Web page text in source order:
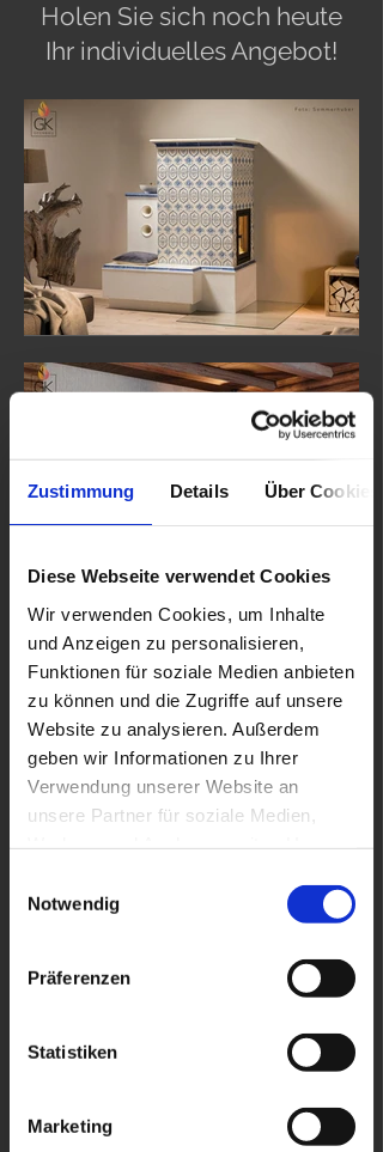
Zustimmung Details Über Cookies
Diese Webseite verwendet Cookies
Wir verwenden Cookies, um Inhalte
und Anzeigen zu personalisieren,
Funktionen für soziale Medien anbieten
zu können und die Zugriffe auf unsere
Website zu analysieren. Außerdem
geben wir Informationen zu Ihrer
Verwendung unserer Website an
unsere Partner für soziale Medien,
möglicherweise mit weiteren Daten
zusammen, die Sie ihnen bereitgestellt
haben oder die sie im Rahmen Ihrer
Nutzung der Dienste gesammelt
Notwendig
Präferenzen
Statistiken
Marketing
Holen Sie sich noch heute
Ihr individuelles Angebot!